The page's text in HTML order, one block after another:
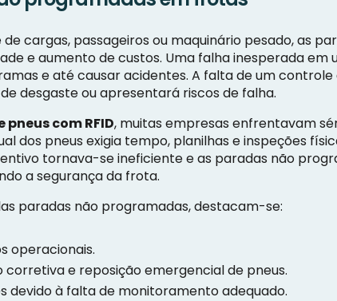
cargas, passageiros ou maquinário pesado, as
e aumento de custos. Uma falha inesperada
e até causar acidentes. A falta de um
desgaste ou apresentará riscos de falha.
com RFID, muitas empresas enfrentavam
dos pneus exigia tempo, planilhas e inspeções
tornava-se ineficiente e as paradas não
a segurança da frota.
paradas não programadas, destacam-se:
operacionais.
e reposição emergencial de pneus.
devido à falta de monitoramento adequado.